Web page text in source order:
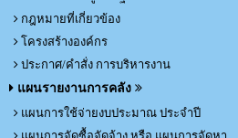
กฎหมายที่เกี่ยวข้อง
โครงสร้างองค์กร
ประกาศ/คำสั่ง การบริหารงาน
แผนรายงานการคลัง
แผนการใช้จ่ายงบประมาณ ประจำปี